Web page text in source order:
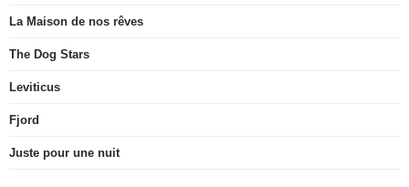
La Maison de nos rêves
The Dog Stars
Leviticus
Fjord
Juste pour une nuit